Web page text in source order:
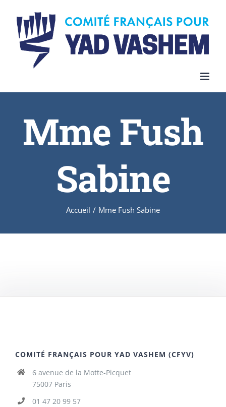
content
Mme Fush
Sabine
Accueil / Mme Fush Sabine
COMITÉ FRANÇAIS POUR YAD VASHEM (CFYV)
6 avenue de la Motte-Picquet
75007 Paris
01 47 20 99 57